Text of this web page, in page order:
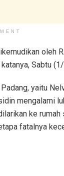
oleh
katanya, Sabtu
yaitu
mengalami
ke
fatalnya